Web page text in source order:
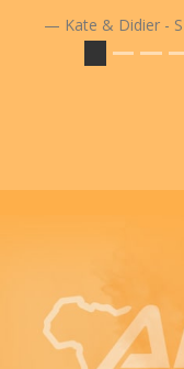
Kate & Didier -